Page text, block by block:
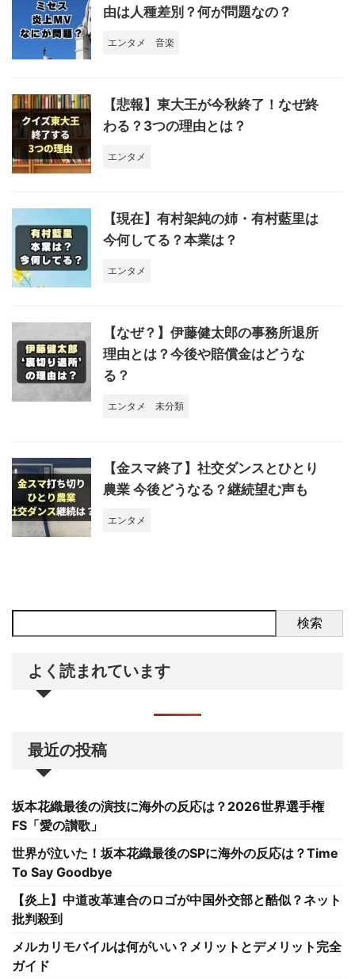
由は人種差別？何が問題なの？
エンタメ 音楽
【悲報】東大王が今秋終了！なぜ終
わる？3つの理由とは？
エンタメ
【現在】有村架純の姉・有村藍里は
今何してる？本業は？
エンタメ
【なぜ？】伊藤健太郎の事務所退所
理由とは？今後や賠償金はどうな
る？
エンタメ 未分類
【金スマ終了】社交ダンスとひとり
農業 今後どうなる？継続望む声も
エンタメ
検索
よく読まれています
最近の投稿
坂本花織最後の演技に海外の反応は？2026世界選手権
FS「愛の讃歌」
世界が泣いた！坂本花織最後のSPに海外の反応は？Time
To Say Goodbye
【炎上】中道改革連合のロゴが中国外交部と酷似？ネット
批判殺到
メルカリモバイルは何がいい？メリットとデメリット完全
ガイド